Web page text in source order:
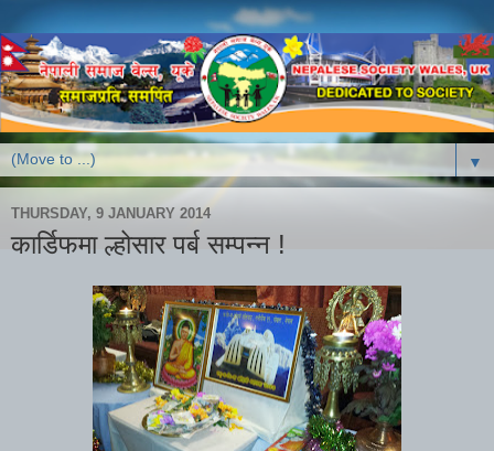
▼
THURSDAY, 9 JANUARY 2014
कार्डिफमा ल्होसार पर्ब सम्पन्न !